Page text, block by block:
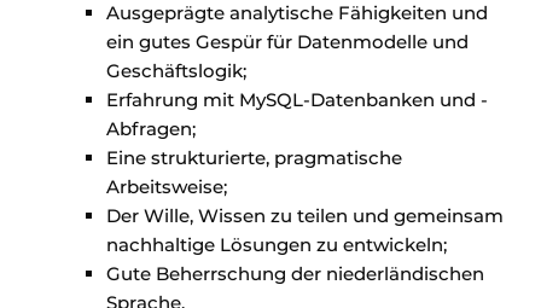
Ausgeprägte analytische Fähigkeiten und
ein gutes Gespür für Datenmodelle und
Geschäftslogik;
Erfahrung mit MySQL-Datenbanken und -
Abfragen;
Eine strukturierte, pragmatische
Arbeitsweise;
Der Wille, Wissen zu teilen und gemeinsam
nachhaltige Lösungen zu entwickeln;
Gute Beherrschung der niederländischen
Sprache.